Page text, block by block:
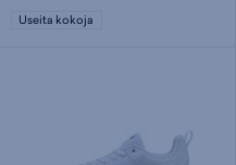
Useita kokoja